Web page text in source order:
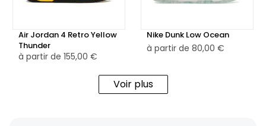
Air Jordan 4 Retro Yellow
Thunder
à partir de 155,00 €
Nike Dunk Low Ocean
à partir de 80,00 €
Voir plus